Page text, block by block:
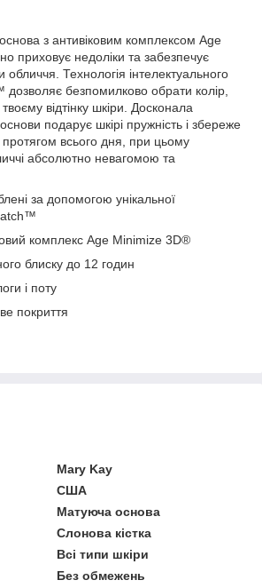
з антивіковим комплексом Age
приховує недоліки та забезпечує
обличчя. Технологія інтелектуального
безпомилково обрати колір,
відтінку шкіри. Досконала
подарує шкірі пружність і збереже
всього дня, при цьому
абсолютно невагомою та
за допомогою унікальної
комплекс Age Minimize 3D®
блиску до 12 годин
і поту
покриття
Mary Kay
США
Матуюча основа
Слонова кістка
Всі типи шкіри
Без обмежень